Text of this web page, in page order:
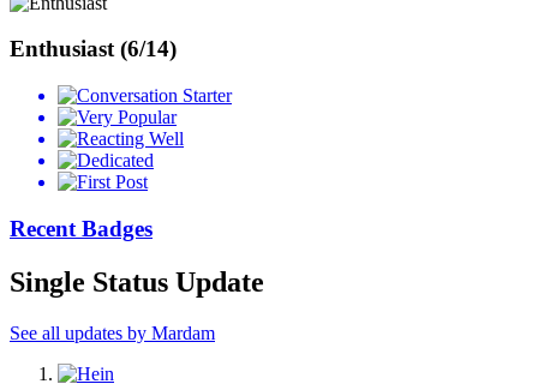
Enthusiast (6/14)
Recent Badges
Single Status Update
See all updates by Mardam